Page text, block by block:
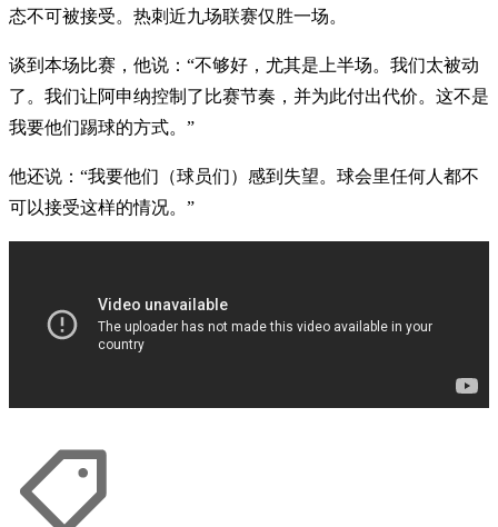
态不可被接受。热刺近九场联赛仅胜一场。
谈到本场比赛，他说：“不够好，尤其是上半场。我们太被动
了。我们让阿申纳控制了比赛节奏，并为此付出代价。这不是
我要他们踢球的方式。”
他还说：“我要他们（球员们）感到失望。球会里任何人都不
可以接受这样的情况。”